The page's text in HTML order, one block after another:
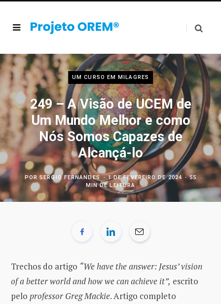
UM CURSO EM MILAGRES
249 – A Visão de UCEM de
Um Mundo Melhor e como
Nós Somos Capazes de
Alcançá-lo
PORSERGIO FERNANDES 1 DE FEVEREIRO DE 2024
55
MIN DE LEITURA
Trechos do artigo “We have the answer: Jesus’ vision
of a better world and how we can achieve it”, escrito
pelo professor Greg Mackie. Artigo completo